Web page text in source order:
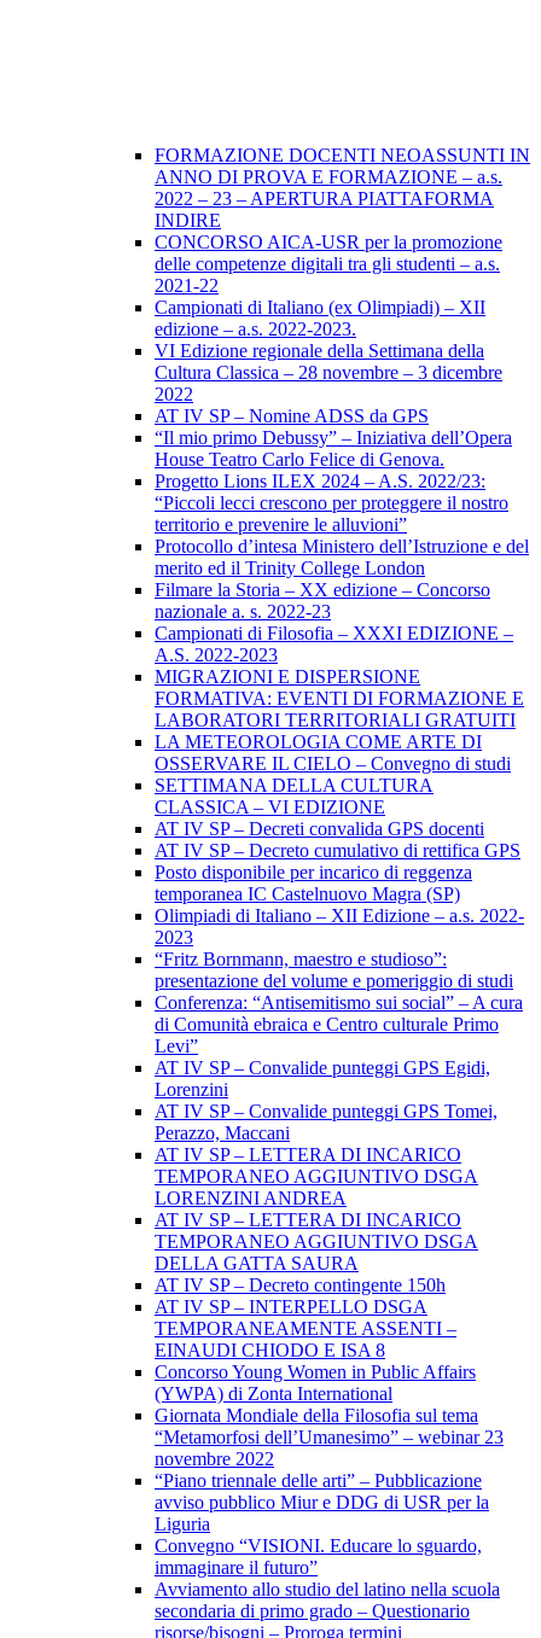
FORMAZIONE DOCENTI NEOASSUNTI IN
ANNO DI PROVA E FORMAZIONE – a.s.
2022 – 23 – APERTURA PIATTAFORMA
INDIRE
CONCORSO AICA-USR per la promozione
delle competenze digitali tra gli studenti – a.s.
2021-22
Campionati di Italiano (ex Olimpiadi) – XII
edizione – a.s. 2022-2023.
VI Edizione regionale della Settimana della
Cultura Classica – 28 novembre – 3 dicembre
2022
AT IV SP – Nomine ADSS da GPS
“Il mio primo Debussy” – Iniziativa dell’Opera
House Teatro Carlo Felice di Genova.
Progetto Lions ILEX 2024 – A.S. 2022/23:
“Piccoli lecci crescono per proteggere il nostro
territorio e prevenire le alluvioni”
Protocollo d’intesa Ministero dell’Istruzione e del
merito ed il Trinity College London
Filmare la Storia – XX edizione – Concorso
nazionale a. s. 2022-23
Campionati di Filosofia – XXXI EDIZIONE –
A.S. 2022-2023
MIGRAZIONI E DISPERSIONE
FORMATIVA: EVENTI DI FORMAZIONE E
LABORATORI TERRITORIALI GRATUITI
LA METEOROLOGIA COME ARTE DI
OSSERVARE IL CIELO – Convegno di studi
SETTIMANA DELLA CULTURA
CLASSICA – VI EDIZIONE
AT IV SP – Decreti convalida GPS docenti
AT IV SP – Decreto cumulativo di rettifica GPS
Posto disponibile per incarico di reggenza
temporanea IC Castelnuovo Magra (SP)
Olimpiadi di Italiano – XII Edizione – a.s. 2022-
2023
“Fritz Bornmann, maestro e studioso”:
presentazione del volume e pomeriggio di studi
Conferenza: “Antisemitismo sui social” – A cura
di Comunità ebraica e Centro culturale Primo
Levi”
AT IV SP – Convalide punteggi GPS Egidi,
Lorenzini
AT IV SP – Convalide punteggi GPS Tomei,
Perazzo, Maccani
AT IV SP – LETTERA DI INCARICO
TEMPORANEO AGGIUNTIVO DSGA
LORENZINI ANDREA
AT IV SP – LETTERA DI INCARICO
TEMPORANEO AGGIUNTIVO DSGA
DELLA GATTA SAURA
AT IV SP – Decreto contingente 150h
AT IV SP – INTERPELLO DSGA
TEMPORANEAMENTE ASSENTI –
EINAUDI CHIODO E ISA 8
Concorso Young Women in Public Affairs
(YWPA) di Zonta International
Giornata Mondiale della Filosofia sul tema
“Metamorfosi dell’Umanesimo” – webinar 23
novembre 2022
“Piano triennale delle arti” – Pubblicazione
avviso pubblico Miur e DDG di USR per la
Liguria
Convegno “VISIONI. Educare lo sguardo,
immaginare il futuro”
Avviamento allo studio del latino nella scuola
secondaria di primo grado – Questionario
risorse/bisogni – Proroga termini